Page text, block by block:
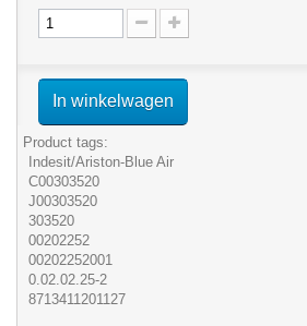
In winkelwagen
Product tags:
Indesit/Ariston-Blue Air
C00303520
J00303520
303520
00202252
00202252001
0.02.02.25-2
8713411201127